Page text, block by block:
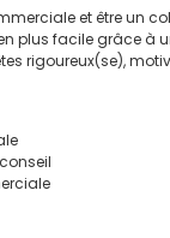
et être un
plus facile grâce à
rigoureux(se),